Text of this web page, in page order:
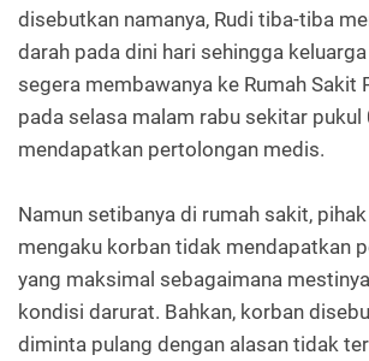
disebutkan namanya, Rudi tiba-tiba
darah pada dini hari sehingga
segera membawanya ke Rumah Sakit
pada selasa malam rabu sekitar pukul
mendapatkan pertolongan medis.
Namun setibanya di rumah sakit,
mengaku korban tidak mendapatkan
yang maksimal sebagaimana
kondisi darurat. Bahkan, korban
diminta pulang dengan alasan tidak